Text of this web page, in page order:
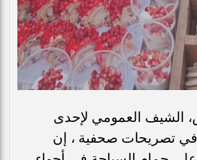
الشيف العمومي لإحدى
في تصريحات صحفية ، إن